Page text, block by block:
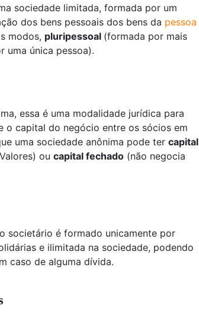
sociedade limitada, formada por um
dos bens pessoais dos bens da pessoa
modos, pluripessoal (formada por mais
uma única pessoa).
essa é uma modalidade jurídica para
o capital do negócio entre os sócios em
uma sociedade anônima pode ter capital
ou capital fechado (não negocia
societário é formado unicamente por
e ilimitada na sociedade, podendo
caso de alguma dívida.